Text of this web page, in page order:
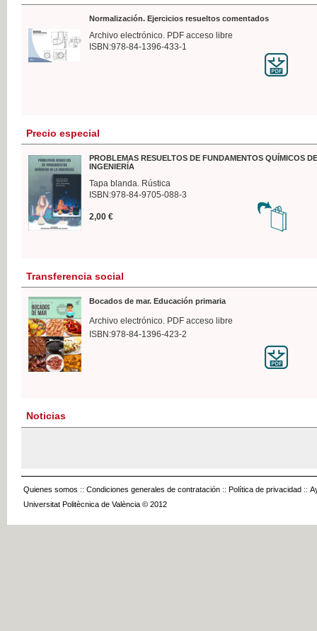
Normalización. Ejercicios resueltos comentados
Archivo electrónico. PDF acceso libre
ISBN:978-84-1396-433-1
Precio especial
PROBLEMAS RESUELTOS DE FUNDAMENTOS QUÍMICOS
INGENIERÍA
Tapa blanda. Rústica
ISBN:978-84-9705-088-3
2,00 €
Transferencia social
Bocados de mar. Educación primaria
Archivo electrónico. PDF acceso libre
ISBN:978-84-1396-423-2
Noticias
Quienes somos :: Condiciones generales de contratación :: Política de privacidad ::
Universitat Politècnica de València © 2012